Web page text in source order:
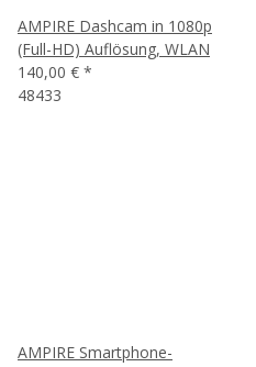
AMPIRE Dashcam in 1080p
(Full-HD) Auflösung, WLAN
140,00 € *
48433
AMPIRE Smartphone-